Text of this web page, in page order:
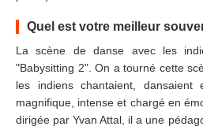
Quel est votre meilleur
La scène de danse avec les
"Babysitting 2". On a tourné cette
les indiens chantaient,
magnifique, intense et chargé en
dirigée par Yvan Attal, il a une